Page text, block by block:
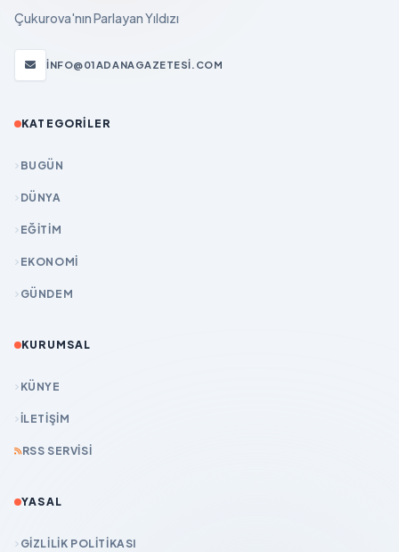
Çukurova'nın Parlayan Yıldızı
INFO@01ADANAGAZETESI.COM
KATEGORILER
BUGÜN
DÜNYA
EĞİTİM
EKONOMİ
GÜNDEM
KURUMSAL
KÜNYE
İLETIŞIM
RSS SERVISI
YASAL
GIZLILIK POLITIKASI